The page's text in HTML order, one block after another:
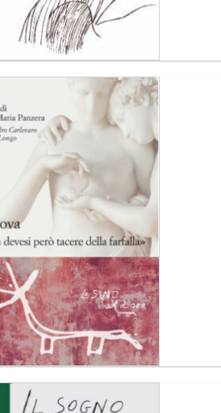
Aggiungi
alla lista
desideri